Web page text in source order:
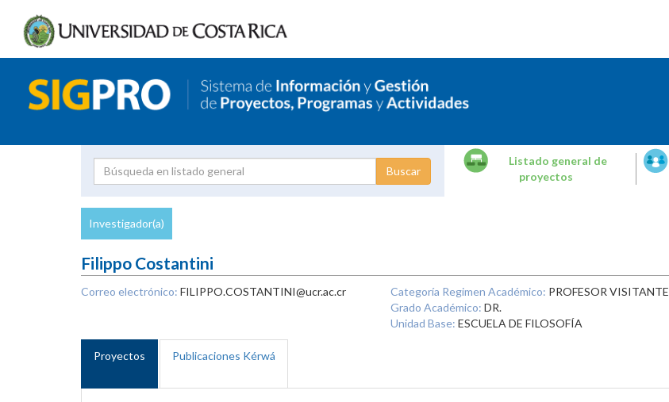
Proyecto
Listado general de
proyectos
Investigador(a)
Filippo Costantini
Correo electrónico: FILIPPO.COSTANTINI@ucr.ac.cr Categoría Regimen Académico: PROFESOR VISITANTE
Grado Académico: DR.
Unidad Base: ESCUELA DE FILOSOFÍA
Proyectos Publicaciones Kérwá